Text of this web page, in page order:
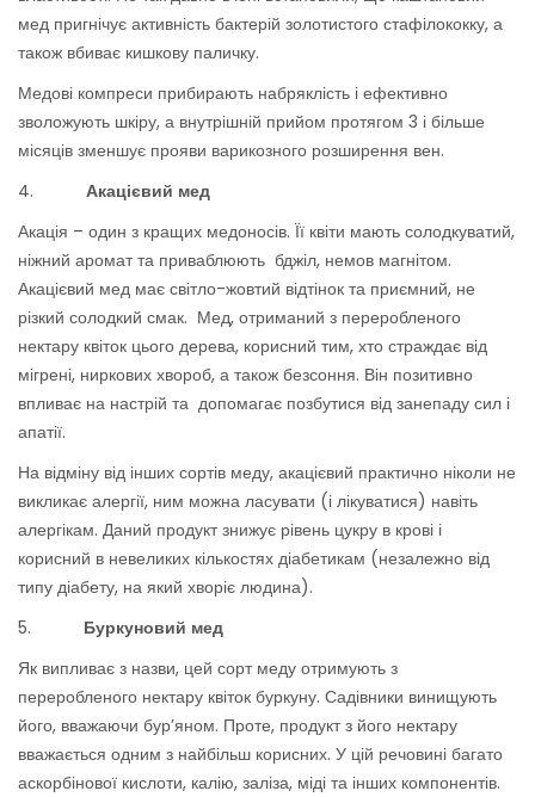
мед пригнічує активність бактерій золотистого стафілококку, а
також вбиває кишкову паличку.
Медові компреси прибирають набряклість і ефективно
зволожують шкіру, а внутрішній прийом протягом 3 і більше
місяців зменшує прояви варикозного розширення вен.
4. Акацієвий мед
Акація – один з кращих медоносів. Її квіти мають солодкуватий,
ніжний аромат та приваблюють бджіл, немов магнітом.
Акацієвий мед має світло-жовтий відтінок та приємний, не
різкий солодкий смак. Мед, отриманий з переробленого
нектару квіток цього дерева, корисний тим, хто страждає від
мігрені, ниркових хвороб, а також безсоння. Він позитивно
впливає на настрій та допомагає позбутися від занепаду сил і
апатії.
На відміну від інших сортів меду, акацієвий практично ніколи не
викликає алергії, ним можна ласувати (і лікуватися) навіть
алергікам. Даний продукт знижує рівень цукру в крові і
корисний в невеликих кількостях діабетикам (незалежно від
типу діабету, на який хворіє людина).
5. Буркуновий мед
Як випливає з назви, цей сорт меду отримують з
переробленого нектару квіток буркуну. Садівники винищують
його, вважаючи бур’яном. Проте, продукт з його нектару
вважається одним з найбільш корисних. У цій речовині багато
аскорбінової кислоти, калію, заліза, міді та інших компонентів.